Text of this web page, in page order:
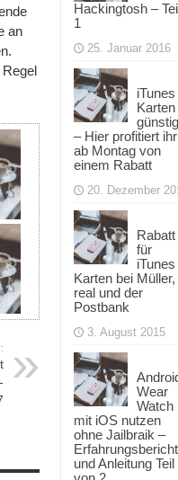
an
Hackingtosh –
1
25. Januar 2016
iTunes
Karten
– Hier profitiert ihr
ab Montag von
einem Rabatt
20. Dezember
Rabatt
für
iTunes
Karten bei Müller,
real und der
Postbank
3. August 2015
Wear
Watch
mit iOS nutzen
ohne Jailbraik –
Erfahrungsbericht
und Anleitung Teil